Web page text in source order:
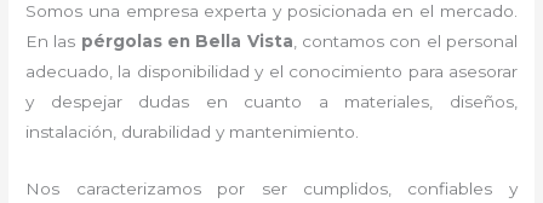
Somos una empresa experta y posicionada en el mercado.
En las pérgolasen Bella Vista, contamos con el personal
adecuado, la disponibilidad y el conocimiento para asesorar
y despejar dudas en cuanto a materiales, diseños,
instalación, durabilidad y mantenimiento.
Nos caracterizamos por ser cumplidos, confiables y